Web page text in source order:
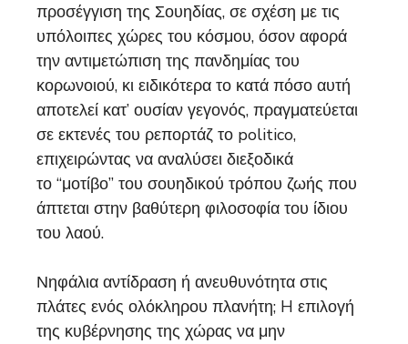
προσέγγιση της Σουηδίας, σε σχέση με τις
υπόλοιπες χώρες του κόσμου, όσον αφορά
την αντιμετώπιση της πανδημίας του
κορωνοιού, κι ειδικότερα το κατά πόσο αυτή
αποτελεί κατ’ ουσίαν γεγονός, πραγματεύεται
σε εκτενές του ρεπορτάζ το politico,
επιχειρώντας να αναλύσει διεξοδικά
το “μοτίβο” του σουηδικού τρόπου ζωής που
άπτεται στην βαθύτερη φιλοσοφία του ίδιου
του λαού.
Νηφάλια αντίδραση ή ανευθυνότητα στις
πλάτες ενός ολόκληρου πλανήτη; H επιλογή
της κυβέρνησης της χώρας να μην